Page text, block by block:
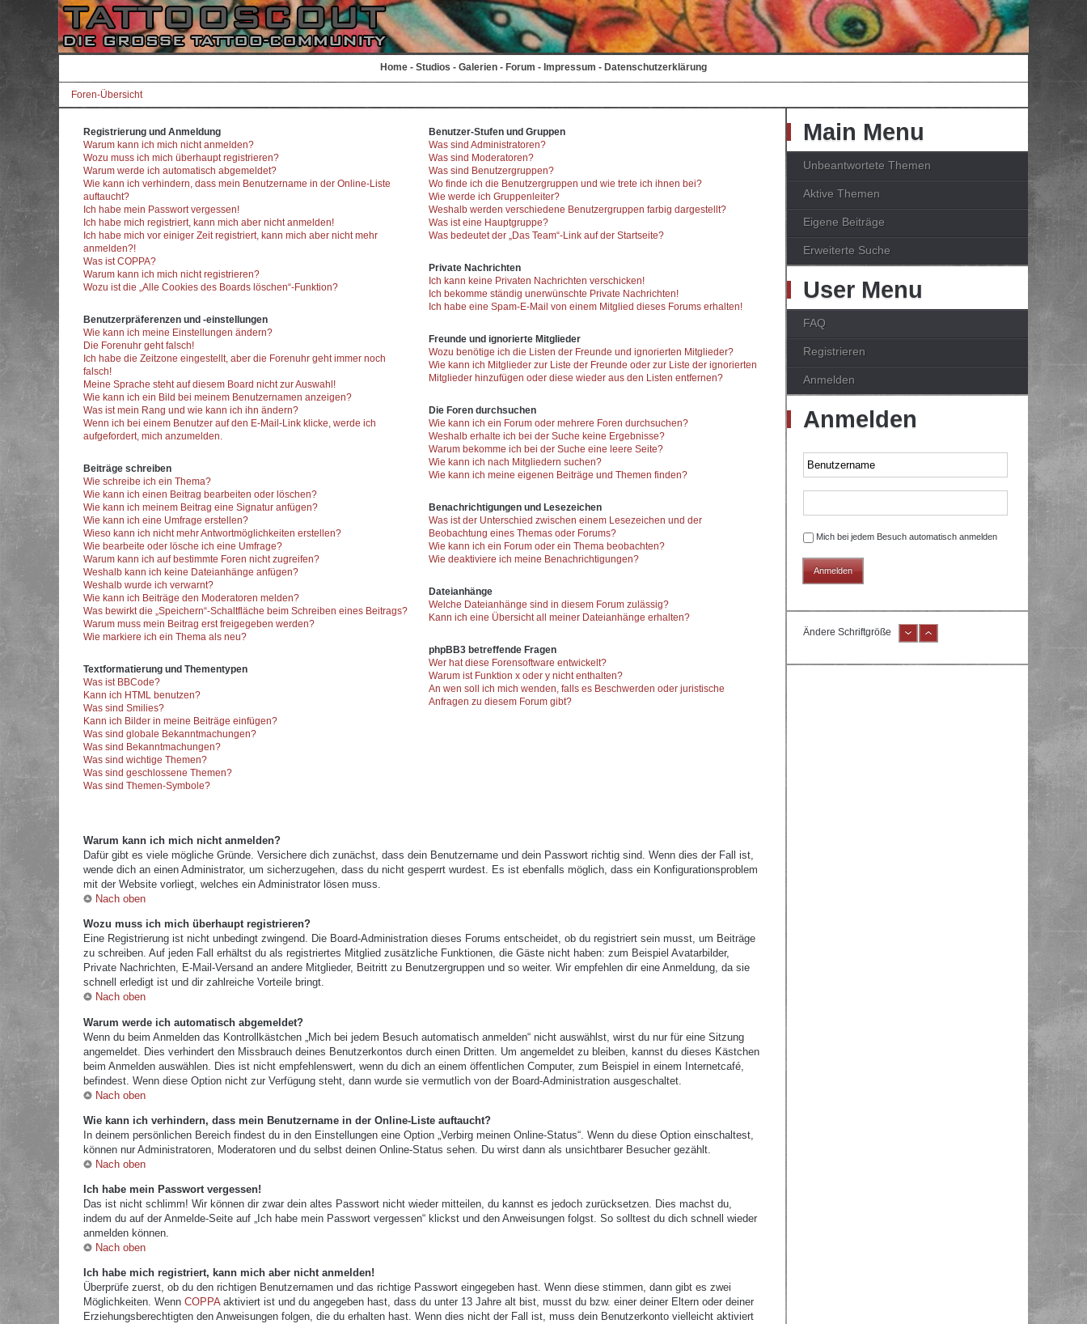
Home - Studios - Galerien - Forum - Impressum - Datenschutzerklärung
Foren-Übersicht
Registrierung und Anmeldung
Warum kann ich mich nicht anmelden?
Wozu muss ich mich überhaupt registrieren?
Warum werde ich automatisch abgemeldet?
Wie kann ich verhindern, dass mein Benutzername in der Online-Liste
auftaucht?
Ich habe mein Passwort vergessen!
Ich habe mich registriert, kann mich aber nicht anmelden!
Ich habe mich vor einiger Zeit registriert, kann mich aber nicht mehr
anmelden?!
Was ist COPPA?
Warum kann ich mich nicht registrieren?
Wozu ist die „Alle Cookies des Boards löschen“-Funktion?
Benutzerpräferenzen und -einstellungen
Wie kann ich meine Einstellungen ändern?
Die Forenuhr geht falsch!
Ich habe die Zeitzone eingestellt, aber die Forenuhr geht immer noch
falsch!
Meine Sprache steht auf diesem Board nicht zur Auswahl!
Wie kann ich ein Bild bei meinem Benutzernamen anzeigen?
Was ist mein Rang und wie kann ich ihn ändern?
Wenn ich bei einem Benutzer auf den E-Mail-Link klicke, werde ich
aufgefordert, mich anzumelden.
Beiträge schreiben
Wie schreibe ich ein Thema?
Wie kann ich einen Beitrag bearbeiten oder löschen?
Wie kann ich meinem Beitrag eine Signatur anfügen?
Wie kann ich eine Umfrage erstellen?
Wieso kann ich nicht mehr Antwortmöglichkeiten erstellen?
Wie bearbeite oder lösche ich eine Umfrage?
Warum kann ich auf bestimmte Foren nicht zugreifen?
Weshalb kann ich keine Dateianhänge anfügen?
Weshalb wurde ich verwarnt?
Wie kann ich Beiträge den Moderatoren melden?
Was bewirkt die „Speichern“-Schaltfläche beim Schreiben eines Beitrags?
Warum muss mein Beitrag erst freigegeben werden?
Wie markiere ich ein Thema als neu?
Textformatierung und Thementypen
Was ist BBCode?
Kann ich HTML benutzen?
Was sind Smilies?
Kann ich Bilder in meine Beiträge einfügen?
Was sind globale Bekanntmachungen?
Was sind Bekanntmachungen?
Was sind wichtige Themen?
Was sind geschlossene Themen?
Was sind Themen-Symbole?
Benutzer-Stufen und Gruppen
Was sind Administratoren?
Was sind Moderatoren?
Was sind Benutzergruppen?
Wo finde ich die Benutzergruppen und wie trete ich ihnen bei?
Wie werde ich Gruppenleiter?
Weshalb werden verschiedene Benutzergruppen farbig dargestellt?
Was ist eine Hauptgruppe?
Was bedeutet der „Das Team“-Link auf der Startseite?
Private Nachrichten
Ich kann keine Privaten Nachrichten verschicken!
Ich bekomme ständig unerwünschte Private Nachrichten!
Ich habe eine Spam-E-Mail von einem Mitglied dieses Forums erhalten!
Freunde und ignorierte Mitglieder
Wozu benötige ich die Listen der Freunde und ignorierten Mitglieder?
Wie kann ich Mitglieder zur Liste der Freunde oder zur Liste der ignorierten
Mitglieder hinzufügen oder diese wieder aus den Listen entfernen?
Die Foren durchsuchen
Wie kann ich ein Forum oder mehrere Foren durchsuchen?
Weshalb erhalte ich bei der Suche keine Ergebnisse?
Warum bekomme ich bei der Suche eine leere Seite?
Wie kann ich nach Mitgliedern suchen?
Wie kann ich meine eigenen Beiträge und Themen finden?
Benachrichtigungen und Lesezeichen
Was ist der Unterschied zwischen einem Lesezeichen und der
Beobachtung eines Themas oder Forums?
Wie kann ich ein Forum oder ein Thema beobachten?
Wie deaktiviere ich meine Benachrichtigungen?
Dateianhänge
Welche Dateianhänge sind in diesem Forum zulässig?
Kann ich eine Übersicht all meiner Dateianhänge erhalten?
phpBB3 betreffende Fragen
Wer hat diese Forensoftware entwickelt?
Warum ist Funktion x oder y nicht enthalten?
An wen soll ich mich wenden, falls es Beschwerden oder juristische
Anfragen zu diesem Forum gibt?
Warum kann ich mich nicht anmelden?
Dafür gibt es viele mögliche Gründe. Versichere dich zunächst, dass dein Benutzername und dein Passwort richtig sind. Wenn dies der Fall ist,
wende dich an einen Administrator, um sicherzugehen, dass du nicht gesperrt wurdest. Es ist ebenfalls möglich, dass ein Konfigurationsproblem
mit der Website vorliegt, welches ein Administrator lösen muss.
Nach oben
Wozu muss ich mich überhaupt registrieren?
Eine Registrierung ist nicht unbedingt zwingend. Die Board-Administration dieses Forums entscheidet, ob du registriert sein musst, um Beiträge
zu schreiben. Auf jeden Fall erhältst du als registriertes Mitglied zusätzliche Funktionen, die Gäste nicht haben: zum Beispiel Avatarbilder,
Private Nachrichten, E-Mail-Versand an andere Mitglieder, Beitritt zu Benutzergruppen und so weiter. Wir empfehlen dir eine Anmeldung, da sie
schnell erledigt ist und dir zahlreiche Vorteile bringt.
Nach oben
Warum werde ich automatisch abgemeldet?
Wenn du beim Anmelden das Kontrollkästchen „Mich bei jedem Besuch automatisch anmelden“ nicht auswählst, wirst du nur für eine Sitzung
angemeldet. Dies verhindert den Missbrauch deines Benutzerkontos durch einen Dritten. Um angemeldet zu bleiben, kannst du dieses Kästchen
beim Anmelden auswählen. Dies ist nicht empfehlenswert, wenn du dich an einem öffentlichen Computer, zum Beispiel in einem Internetcafé,
befindest. Wenn diese Option nicht zur Verfügung steht, dann wurde sie vermutlich von der Board-Administration ausgeschaltet.
Nach oben
Wie kann ich verhindern, dass mein Benutzername in der Online-Liste auftaucht?
In deinem persönlichen Bereich findest du in den Einstellungen eine Option „Verbirg meinen Online-Status“. Wenn du diese Option einschaltest,
können nur Administratoren, Moderatoren und du selbst deinen Online-Status sehen. Du wirst dann als unsichtbarer Besucher gezählt.
Nach oben
Ich habe mein Passwort vergessen!
Das ist nicht schlimm! Wir können dir zwar dein altes Passwort nicht wieder mitteilen, du kannst es jedoch zurücksetzen. Dies machst du,
indem du auf der Anmelde-Seite auf „Ich habe mein Passwort vergessen“ klickst und den Anweisungen folgst. So solltest du dich schnell wieder
anmelden können.
Nach oben
Ich habe mich registriert, kann mich aber nicht anmelden!
Überprüfe zuerst, ob du den richtigen Benutzernamen und das richtige Passwort eingegeben hast. Wenn diese stimmen, dann gibt es zwei
Möglichkeiten. Wenn COPPAaktiviert ist und du angegeben hast, dass du unter 13 Jahre alt bist, musst du bzw. einer deiner Eltern oder deiner
Erziehungsberechtigten den Anweisungen folgen, die du erhalten hast. Wenn dies nicht der Fall ist, muss dein Benutzerkonto vielleicht aktiviert
Main Menu
Unbeantwortete Themen
Aktive Themen
Eigene Beiträge
Erweiterte Suche
User Menu
FAQ
Registrieren
Anmelden
Anmelden
Mich bei jedem Besuch automatisch anmelden
Ändere Schriftgröße